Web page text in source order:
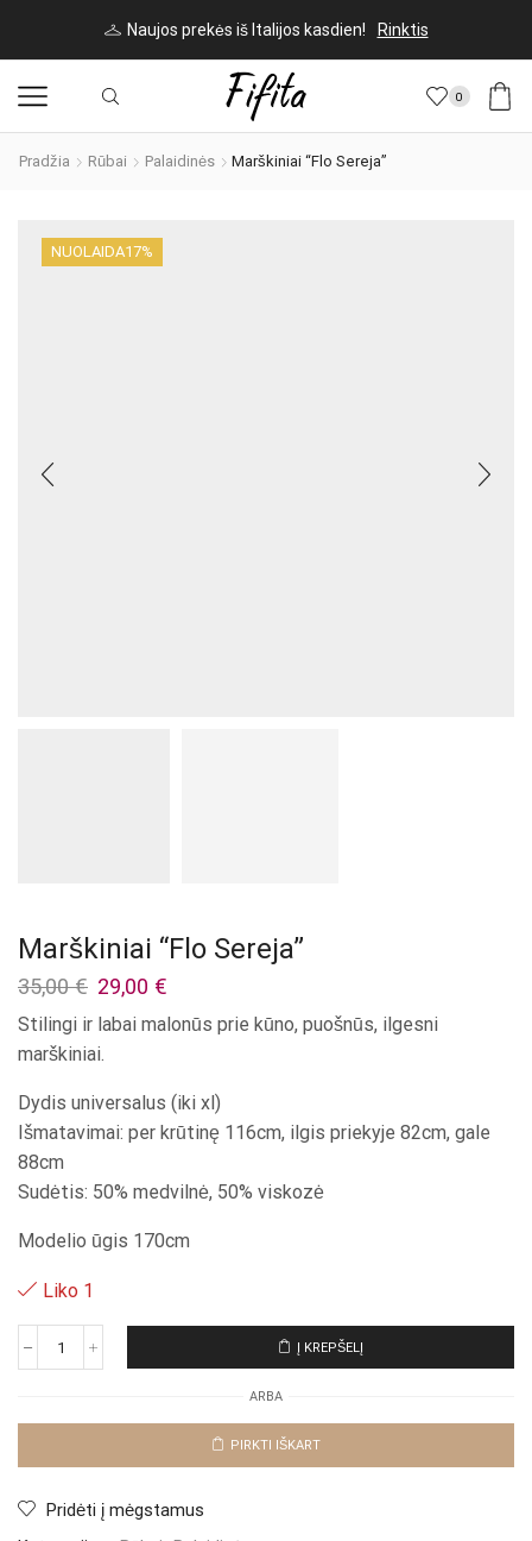
Naujos prekės iš Italijos kasdien! Rinktis
0
Pradžia Rūbai Palaidinės Marškiniai “Flo Sereja”
NUOLAIDA17%
Marškiniai “Flo Sereja”
35,00€ Original
was:
35,00 €.
29,00 €
is:
Stilingi ir labai malonūs prie kūno, puošnūs, ilgesni
marškiniai.
Dydis universalus (iki xl)
Išmatavimai: per krūtinę 116cm, ilgis priekyje 82cm, gale
88cm
Sudėtis: 50% medvilnė, 50% viskozė
Modelio ūgis 170cm
Liko 1
produkto
"Flo
Į KREPŠELĮ
ARBA
PIRKTI IŠKART
Pridėti į mėgstamus